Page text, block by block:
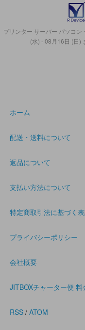
プリンター サーバー パソコ
(水) - 08月16日 (日)
ホーム
配送・送料について
返品について
支払い方法について
特定商取引法に基づく
プライバシーポリシー
会社概要
JITBOXチャーター便 料
RSS / ATOM